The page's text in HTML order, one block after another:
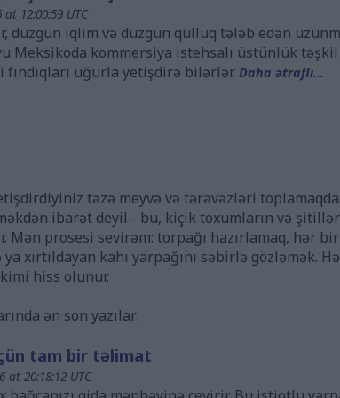
12:00:59 UTC
düzgün iqlim və düzgün qulluq tələb edən
Meksikoda kommersiya istehsalı üstünlük
uğurla yetişdirə bilərlər.Daha ətraflı...
təzə meyvə və tərəvəzləri
ibarət deyil - bu, kiçik toxumların və
Mən prosesi sevirəm: torpağı hazırlamaq, hər
xırtıldayan kahı yarpağını səbirlə gözləmək.
hiss olunur.
ən son yazılar:
tam bir təlimat
at 20:18:12 UTC